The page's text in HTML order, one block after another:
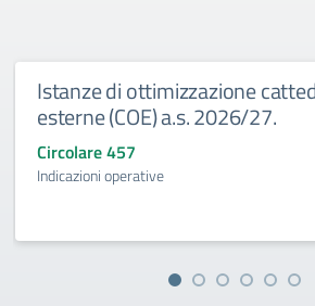
Istanze di ottimizzazione
esterne (COE) a.s. 2026/27.
Circolare 457
Indicazioni operative